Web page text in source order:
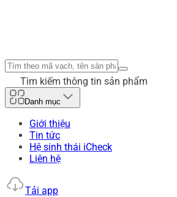
Tìm kiếm thông tin sản phẩm
Danh mục
Giới thiệu
Tin tức
Hệ sinh thái iCheck
Liên hệ
Tải app